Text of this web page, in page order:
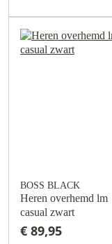
BOSS BLACK
Heren overhemd lm
casual zwart
€ 89,95